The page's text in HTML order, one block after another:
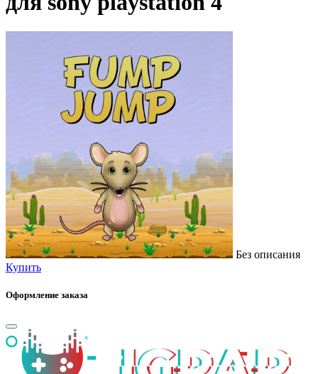
Без описания
Купить
Оформление заказа